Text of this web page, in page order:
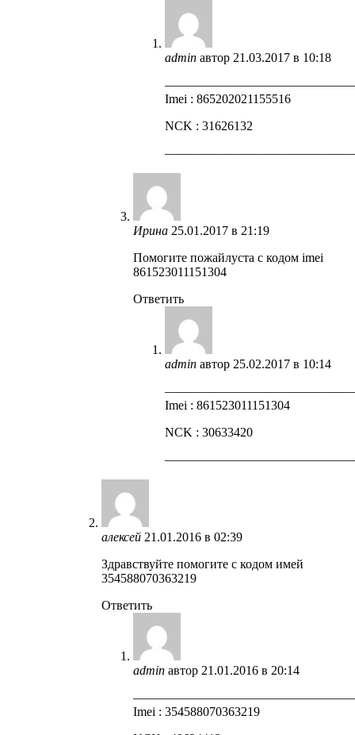
admin автор 21.03.2017 в 10:18
Imei : 865202021155516
NCK : 31626132
Ирина 25.01.2017 в 21:19
Помогите пожайлуста с кодом imei
861523011151304
Ответить
admin автор 25.02.2017 в 10:14
Imei : 861523011151304
NCK : 30633420
алексей 21.01.2016 в 02:39
Здравствуйте помогите с кодом имей
354588070363219
Ответить
admin автор 21.01.2016 в 20:14
Imei : 354588070363219